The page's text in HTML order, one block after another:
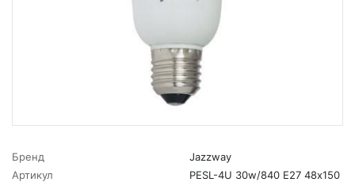
Бренд
Jazzway
Артикул
PESL-4U 30w/840 E27 48х150